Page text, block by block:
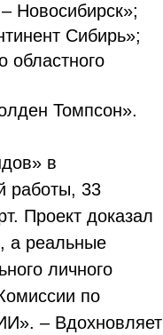
Новосибирск»;
Сибирь»;
областного
Томпсон».
в
работы, 33
Проект доказал
а реальные
личного
по
– Вдохновляет